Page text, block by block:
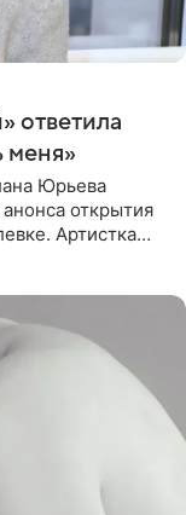
ответила
меня»
Юрьева
открытия
Артистка